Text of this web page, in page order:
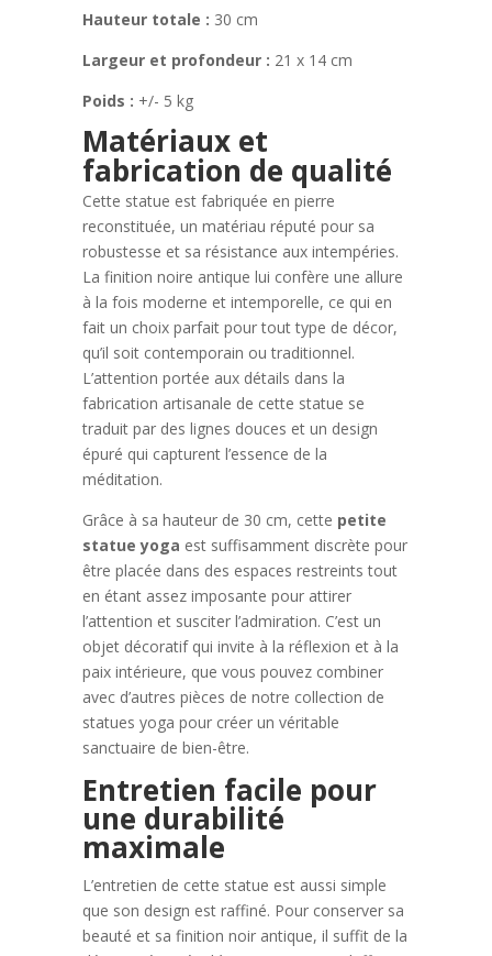
Hauteur totale : 30 cm
Largeur et profondeur : 21 x 14 cm
Poids : +/- 5 kg
Matériaux et
fabrication de qualité
Cette statue est fabriquée en pierre
reconstituée, un matériau réputé pour sa
robustesse et sa résistance aux intempéries.
La finition noire antique lui confère une allure
à la fois moderne et intemporelle, ce qui en
fait un choix parfait pour tout type de décor,
qu’il soit contemporain ou traditionnel.
L’attention portée aux détails dans la
fabrication artisanale de cette statue se
traduit par des lignes douces et un design
épuré qui capturent l’essence de la
méditation.
Grâce à sa hauteur de 30 cm, cette petite
statue yoga est suffisamment discrète pour
être placée dans des espaces restreints tout
en étant assez imposante pour attirer
l’attention et susciter l’admiration. C’est un
objet décoratif qui invite à la réflexion et à la
paix intérieure, que vous pouvez combiner
avec d’autres pièces de notre collection de
statues yoga pour créer un véritable
sanctuaire de bien-être.
Entretien facile pour
une durabilité
maximale
L’entretien de cette statue est aussi simple
que son design est raffiné. Pour conserver sa
beauté et sa finition noir antique, il suffit de la